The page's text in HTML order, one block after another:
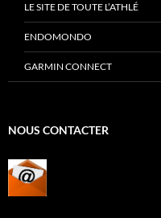
LE SITE DE TOUTE L’ATHLÉ
ENDOMONDO
GARMIN CONNECT
NOUS CONTACTER